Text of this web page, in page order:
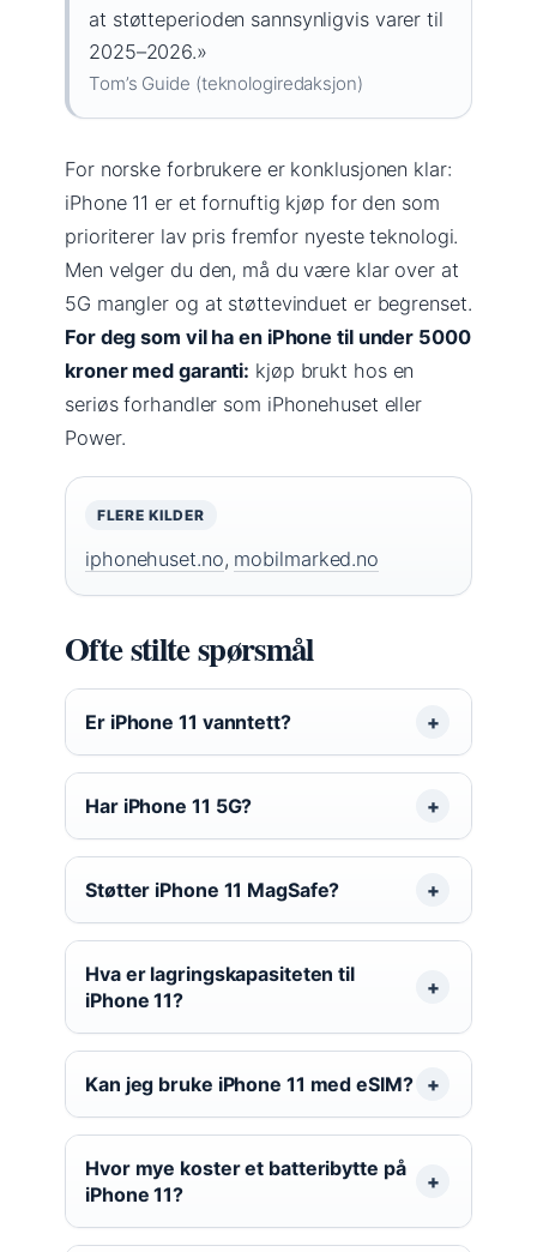
at støtteperioden sannsynligvis varer til
2025–2026.»
Tom’s Guide (teknologiredaksjon)
For norske forbrukere er konklusjonen klar:
iPhone 11 er et fornuftig kjøp for den som
prioriterer lav pris fremfor nyeste teknologi.
Men velger du den, må du være klar over at
5G mangler og at støttevinduet er begrenset.
For deg som vil ha en iPhone til under 5000
kroner med garanti: kjøp brukt hos en
seriøs forhandler som iPhonehuset eller
Power.
FLERE KILDER
iphonehuset.no, mobilmarked.no
Ofte stilte spørsmål
Er iPhone 11 vanntett?
Har iPhone 11 5G?
Støtter iPhone 11 MagSafe?
Hva er lagringskapasiteten til
iPhone 11?
Kan jeg bruke iPhone 11 med eSIM?
Hvor mye koster et batteribytte på
iPhone 11?